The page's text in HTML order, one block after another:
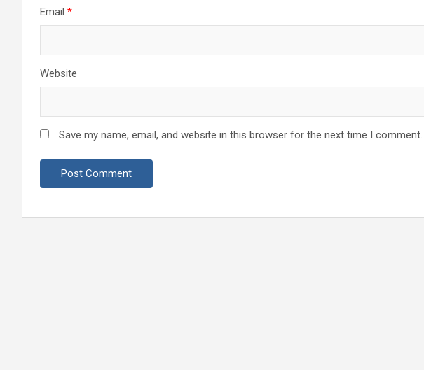
Email *
Website
Save my name, email, and website in this browser for the next time I comment.